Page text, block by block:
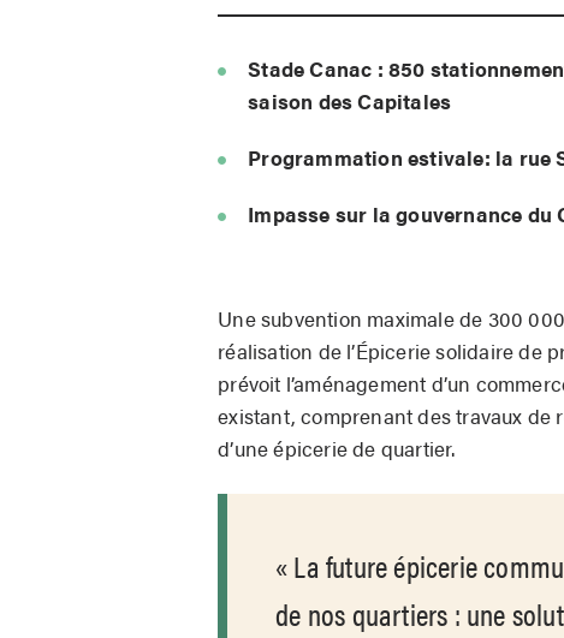
Stade Canac : 850
saison des Capitales
Programmation estivale: la rue
Impasse sur la gouvernance du
Une subvention maximale de 300
réalisation de l’Épicerie solidaire de
prévoit l’aménagement d’un
existant, comprenant des travaux de
d’une épicerie de quartier.
La future épicerie
de nos quartiers : une